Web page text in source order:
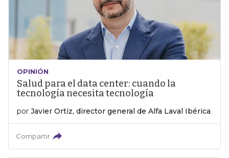
OPINIÓN
Salud para el data center: cuando la
tecnología necesita tecnología
por Javier Ortiz, director general de Alfa Laval Ibérica
Compartir